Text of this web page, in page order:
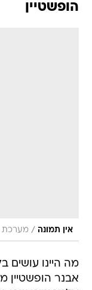
הופשטיין
אין תמונה / מערכת
אבנר הופשטיין